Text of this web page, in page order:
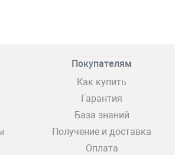
Покупателям
Как купить
Гарантия
База знаний
Получение и доставка
Оплата